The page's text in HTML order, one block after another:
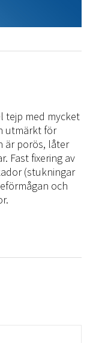
tejp med mycket
utmärkt för
är porös, låter
Fast fixering av
(stukningar
och